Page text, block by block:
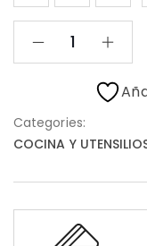
Categories:
COCINA Y